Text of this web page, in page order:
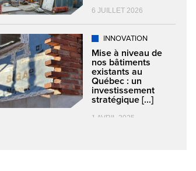
6 JUILLET 2026
INNOVATION
Mise à niveau de
nos bâtiments
existants au
Québec : un
investissement
stratégique [...]
1 AVRIL 2025